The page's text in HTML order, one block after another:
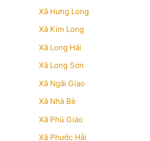
Xã Hưng Long
Xã Kim Long
Xã Long Hải
Xã Long Sơn
Xã Ngãi Giao
Xã Nhà Bè
Xã Phú Giáo
Xã Phước Hải